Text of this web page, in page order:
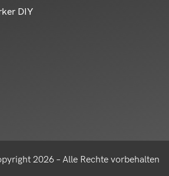
DIY
2026 – Alle Rechte vorbehalten